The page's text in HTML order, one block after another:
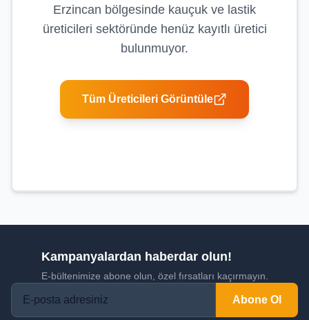
Erzincan bölgesinde kauçuk ve lastik
üreticileri sektöründe henüz kayıtlı üretici
bulunmuyor.
Tüm Üreticileri Görüntüle
Kampanyalardan haberdar olun!
E-bültenimize abone olun, özel fırsatları kaçırmayın.
Abone Ol